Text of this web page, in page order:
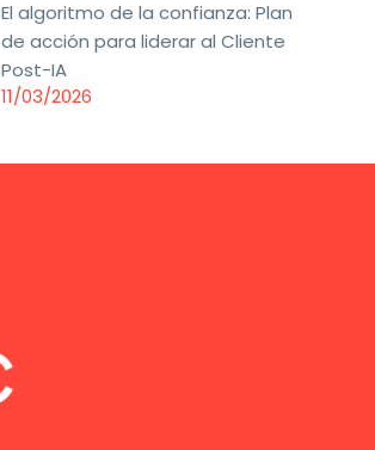
El algoritmo de la confianza: Plan
de acción para liderar al Cliente
Post-IA
11/03/2026